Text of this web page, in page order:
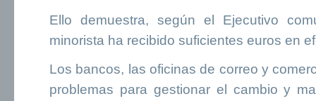
Ello demuestra, según el Ejecutivo
minorista ha recibido suficientes euros en
Los bancos, las oficinas de correo y
problemas para gestionar el cambio y